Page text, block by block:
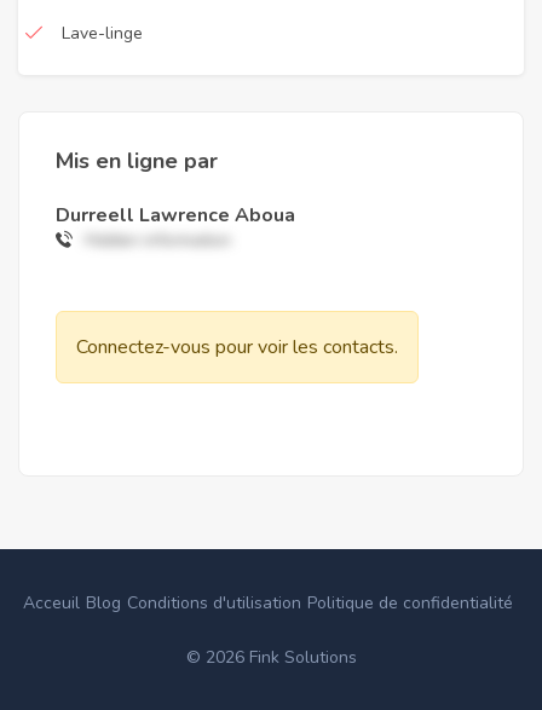
Lave-linge
Mis en ligne par
Durreell Lawrence Aboua
Hidden information
Connectez-vous pour voir les contacts.
Acceuil Blog Conditions d'utilisation Politique de confidentialité
© 2026 Fink Solutions